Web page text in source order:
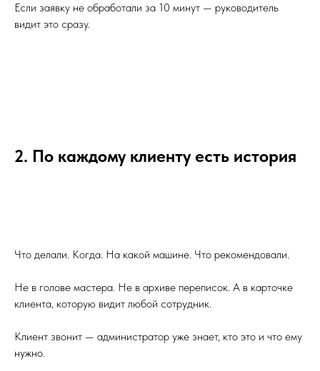
Если заявку не обработали за 10 минут — руководитель
видит это сразу.
2. По каждому клиенту есть история
Что делали. Когда. На какой машине. Что рекомендовали.
Не в голове мастера. Не в архиве переписок. А в карточке
клиента, которую видит любой сотрудник.
Клиент звонит — администратор уже знает, кто это и что ему
нужно.